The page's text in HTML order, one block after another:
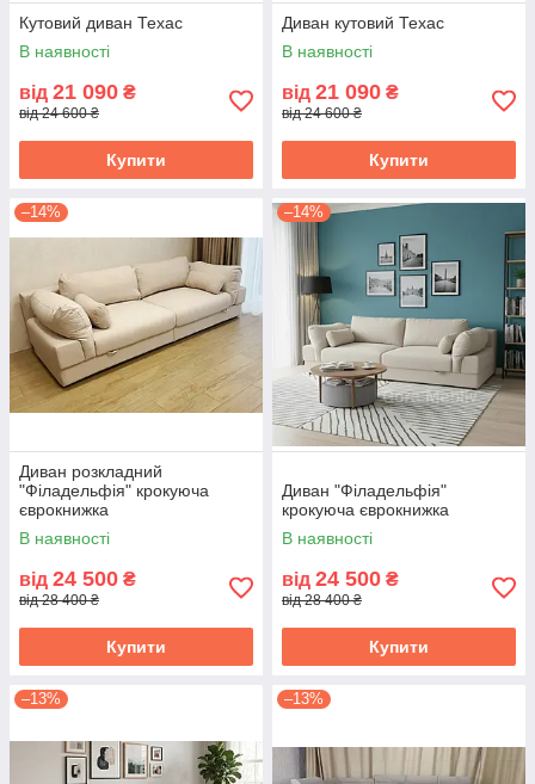
Кутовий диван Техас
В наявності
від 21 090 ₴
від 24 600 ₴
Купити
Диван кутовий Техас
В наявності
від 21 090 ₴
від 24 600 ₴
Купити
–14%
Диван розкладний
"Філадельфія" крокуюча
єврокнижка
В наявності
від 24 500 ₴
від 28 400 ₴
Купити
–14%
Диван "Філадельфія"
крокуюча єврокнижка
В наявності
від 24 500 ₴
від 28 400 ₴
Купити
–13% –13%